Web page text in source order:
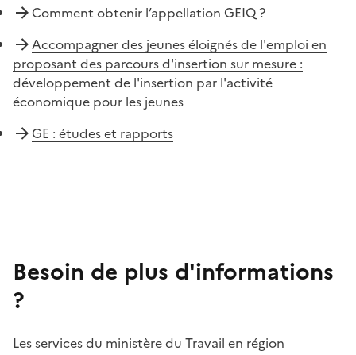
Comment obtenir l’appellation GEIQ ?
Accompagner des jeunes éloignés de l'emploi en
proposant des parcours d'insertion sur mesure :
développement de l'insertion par l'activité
économique pour les jeunes
GE : études et rapports
Besoin de plus d'informations
?
Les services du ministère du Travail en région